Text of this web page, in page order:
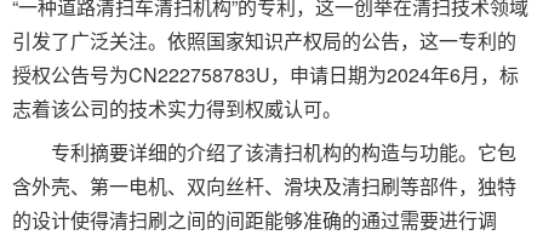
“一种道路清扫车清扫机构”的专利，这一创举在清扫技术领域
引发了广泛关注。依照国家知识产权局的公告，这一专利的
授权公告号为CN222758783U，申请日期为2024年6月，标
志着该公司的技术实力得到权威认可。
专利摘要详细的介绍了该清扫机构的构造与功能。它包
含外壳、第一电机、双向丝杆、滑块及清扫刷等部件，独特
的设计使得清扫刷之间的间距能够准确的通过需要进行调